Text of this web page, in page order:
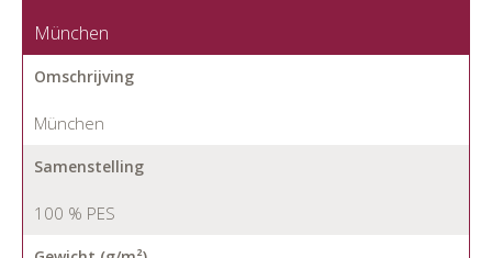
München
Omschrijving
München
Samenstelling
100 % PES